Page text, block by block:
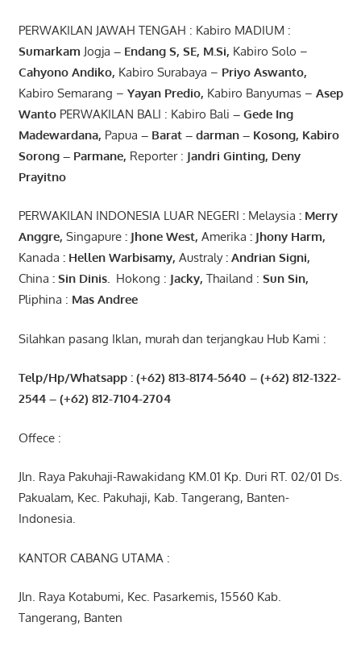
PERWAKILAN JAWAH TENGAH : Kabiro MADIUM :
Sumarkam Jogja – EndangS, SE, M.Si, Kabiro Solo –
Cahyono Andiko, Kabiro Surabaya – Priyo Aswanto,
Kabiro Semarang – Yayan Predio, Kabiro Banyumas – Asep
WantoPERWAKILAN BALI : Kabiro Bali – Gede Ing
Madewardana, Papua – Barat – darman– Kosong, Kabiro
Sorong– Parmane, Reporter : Jandri Ginting, Deny
Prayitno
PERWAKILAN INDONESIA LUAR NEGERI : Melaysia : Merry
Anggre, Singapure: JhoneWest, Amerika : JhonyHarm,
Kanada : Hellen Warbisamy, Australy: Andrian Signi,
China : Sin Dinis. Hokong : Jacky, Thailand : Sun Sin,
Pliphina : Mas Andree
Silahkan pasang Iklan, murah dan terjangkau Hub Kami :
Telp/Hp/Whatsapp : (+62) 813-8174-5640 – (+62) 812-1322-
2544– (+62) 812-7104-2704
Offece :
Jln. Raya Pakuhaji-Rawakidang KM.01 Kp. Duri RT. 02/01 Ds.
Pakualam, Kec. Pakuhaji, Kab. Tangerang, Banten-
Indonesia.
KANTOR CABANG UTAMA :
Jln. Raya Kotabumi, Kec. Pasarkemis, 15560 Kab.
Tangerang, Banten